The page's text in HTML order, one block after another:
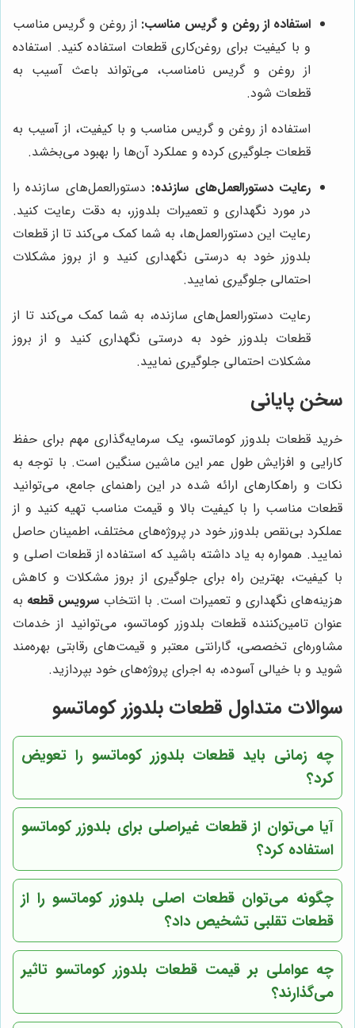
استفاده از روغن و گریس مناسب: از روغن و گریس مناسب
و با کیفیت برای روغن‌کاری قطعات استفاده کنید. استفاده
از روغن و گریس نامناسب، می‌تواند باعث آسیب به
قطعات شود.
استفاده از روغن و گریس مناسب و با کیفیت، از آسیب به
قطعات جلوگیری کرده و عملکرد آن‌ها را بهبود می‌بخشد.
رعایت دستورالعمل‌های سازنده: دستورالعمل‌های سازنده را
در مورد نگهداری و تعمیرات بلدوزر، به دقت رعایت کنید.
رعایت این دستورالعمل‌ها، به شما کمک می‌کند تا از قطعات
بلدوزر خود به درستی نگهداری کنید و از بروز مشکلات
احتمالی جلوگیری نمایید.
رعایت دستورالعمل‌های سازنده، به شما کمک می‌کند تا از
قطعات بلدوزر خود به درستی نگهداری کنید و از بروز
مشکلات احتمالی جلوگیری نمایید.
سخن پایانی
خرید قطعات بلدوزر کوماتسو، یک سرمایه‌گذاری مهم برای حفظ
کارایی و افزایش طول عمر این ماشین سنگین است. با توجه به
نکات و راهکارهای ارائه شده در این راهنمای جامع، می‌توانید
قطعات مناسب را با کیفیت بالا و قیمت مناسب تهیه کنید و از
عملکرد بی‌نقص بلدوزر خود در پروژه‌های مختلف، اطمینان حاصل
نمایید. همواره به یاد داشته باشید که استفاده از قطعات اصلی و
با کیفیت، بهترین راه برای جلوگیری از بروز مشکلات و کاهش
هزینه‌های نگهداری و تعمیرات است. با انتخاب سرویس قطعه به
عنوان تامین‌کننده قطعات بلدوزر کوماتسو، می‌توانید از خدمات
مشاوره‌ای تخصصی، گارانتی معتبر و قیمت‌های رقابتی بهره‌مند
شوید و با خیالی آسوده، به اجرای پروژه‌های خود بپردازید.
سوالات متداول قطعات بلدوزر کوماتسو
چه زمانی باید قطعات بلدوزر کوماتسو را تعویض
کرد؟
آیا می‌توان از قطعات غیراصلی برای بلدوزر کوماتسو
استفاده کرد؟
چگونه می‌توان قطعات اصلی بلدوزر کوماتسو را از
قطعات تقلبی تشخیص داد؟
چه عواملی بر قیمت قطعات بلدوزر کوماتسو تاثیر
می‌گذارند؟